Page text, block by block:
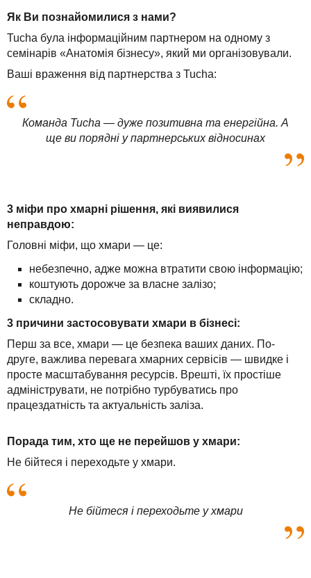
Як Ви познайомилися з нами?
Tucha була інформаційним партнером на одному з
семінарів «Анатомія бізнесу», який ми організовували.
Ваші враження від партнерства з Tucha:
Команда Tucha — дуже позитивна та енергійна. А
ще ви порядні у партнерських відносинах
3 міфи про хмарні рішення, які виявилися
неправдою:
Головні міфи, що хмари — це:
небезпечно, адже можна втратити свою інформацію;
коштують дорожче за власне залізо;
складно.
3 причини застосовувати хмари в бізнесі:
Перш за все, хмари — це безпека ваших даних. По-
друге, важлива перевага хмарних сервісів — швидке і
просте масштабування ресурсів. Врешті, їх простіше
адмініструвати, не потрібно турбуватись про
працездатність та актуальність заліза.
Порада тим, хто ще не перейшов у хмари:
Не бійтеся і переходьте у хмари.
Не бійтеся і переходьте у хмари